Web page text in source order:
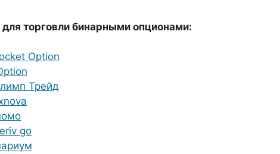
торговли бинарными опционами:
Option
Трейд
go